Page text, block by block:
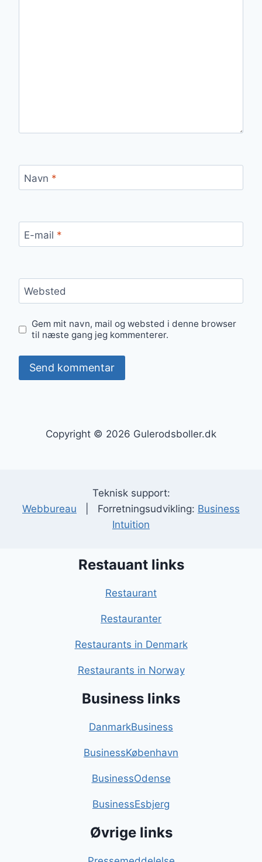
Navn *
E-mail *
Websted
Gem mit navn, mail og websted i denne browser
til næste gang jeg kommenterer.
Copyright © 2026 Gulerodsboller.dk
Teknisk support:
Webbureau | Forretningsudvikling: Business
Intuition
Restauant links
Restaurant
Restauranter
Restaurants in Denmark
Restaurants in Norway
Business links
DanmarkBusiness
BusinessKøbenhavn
BusinessOdense
BusinessEsbjerg
Øvrige links